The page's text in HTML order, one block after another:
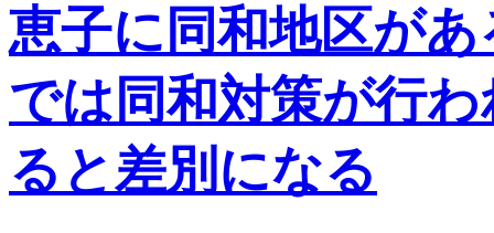
恵子に同和地区が
では同和対策が行
ると差別になる